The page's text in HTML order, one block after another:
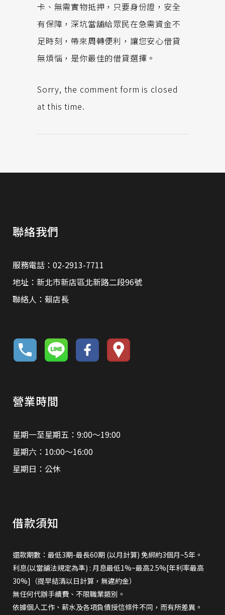
卡、無需實物抵押，只要身份證，安全
有保障，深坑當舖給眾民在急需資金不
足時刻，帶來周轉便利，讓您安心借貸
無煩惱，是你最佳的借貸選擇。
Sorry, the comment form is closed
at this time.
聯絡我們
服務電話：02-2913-7711
地址：新北市新店區北新路二段96號
聯絡人：賴店長
營業時間
星期一至星期五：9:00～19:00
星期六：10:00～16:00
星期日：公休
借款須知
還款期數：最低3期-最長60期 (以月計算) 免綁約3個月~5年。
利息(以當舖法規定為準) : 月息最低1%~最高2.5%[年利率最高
30%]（提早結清以日計算，無違約金）
無任何代辦手續費、不限職業類別。
依據個人工作、薪水及各項負債授信條件不同，而有所差異。